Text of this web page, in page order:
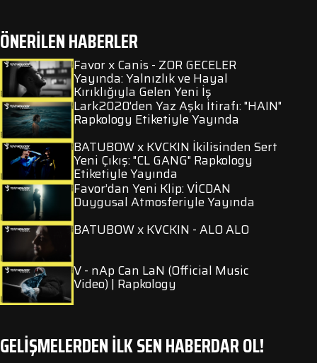
ÖNERİLEN HABERLER
Favor x Canis - ZOR GECELER
Yayında: Yalnızlık ve Hayal
Kırıklığıyla Gelen Yeni İş
Lark2020'den Yaz Aşkı İtirafı: "HAIN"
Rapkology Etiketiyle Yayında
BATUBOW x KVCKIN İkilisinden Sert
Yeni Çıkış: "CL GANG" Rapkology
Etiketiyle Yayında
Favor’dan Yeni Klip: VİCDAN
Duygusal Atmosferiyle Yayında
BATUBOW x KVCKIN - ALO ALO
V - nAp Can LaN (Official Music
Video) | Rapkology
GELİŞMELERDEN İLK SEN HABERDAR OL!